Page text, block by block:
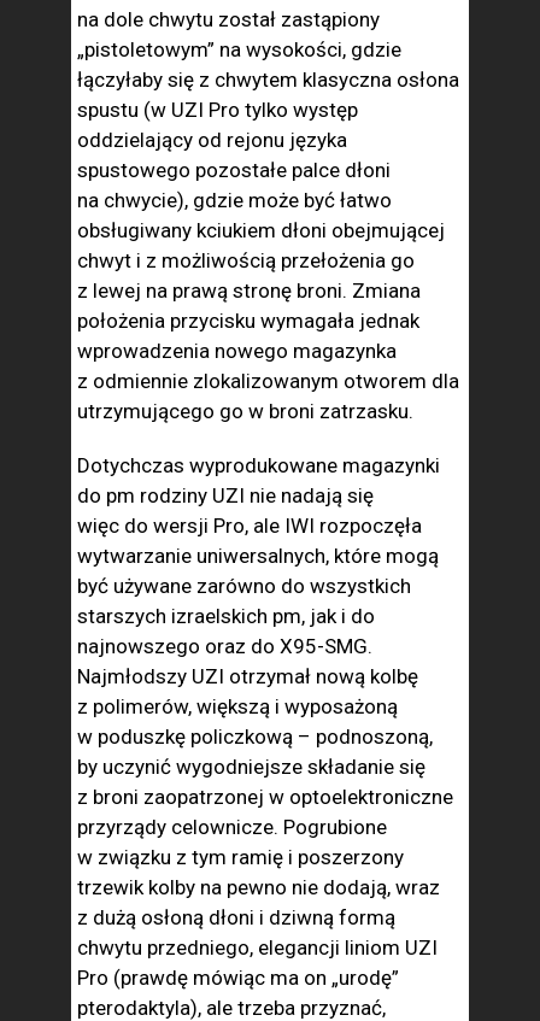
na dole chwytu został zastąpiony
„pistoletowym” na wysokości, gdzie
łączyłaby się z chwytem klasyczna osłona
spustu (w UZI Pro tylko występ
oddzielający od rejonu języka
spustowego pozostałe palce dłoni
na chwycie), gdzie może być łatwo
obsługiwany kciukiem dłoni obejmującej
chwyt i z możliwością przełożenia go
z lewej na prawą stronę broni. Zmiana
położenia przycisku wymagała jednak
wprowadzenia nowego magazynka
z odmiennie zlokalizowanym otworem dla
utrzymującego go w broni zatrzasku.
Dotychczas wyprodukowane magazynki
do pm rodziny UZI nie nadają się
więc do wersji Pro, ale IWI rozpoczęła
wytwarzanie uniwersalnych, które mogą
być używane zarówno do wszystkich
starszych izraelskich pm, jak i do
najnowszego oraz do X95-SMG.
Najmłodszy UZI otrzymał nową kolbę
z polimerów, większą i wyposażoną
w poduszkę policzkową – podnoszoną,
by uczynić wygodniejsze składanie się
z broni zaopatrzonej w optoelektroniczne
przyrządy celownicze. Pogrubione
w związku z tym ramię i poszerzony
trzewik kolby na pewno nie dodają, wraz
z dużą osłoną dłoni i dziwną formą
chwytu przedniego, elegancji liniom UZI
Pro (prawdę mówiąc ma on „urodę”
pterodaktyla), ale trzeba przyznać,